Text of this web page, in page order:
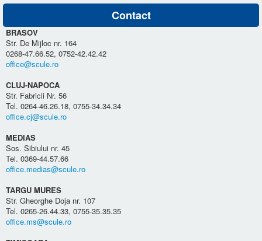
Contact
BRASOV
Str. De Mijloc nr. 164
0268-47.66.52, 0752-42.42.42
office@scule.ro
CLUJ-NAPOCA
Str. Fabricii Nr. 56
Tel. 0264-46.26.18, 0755-34.34.34
office.cj@scule.ro
MEDIAS
Sos. Sibiului nr. 45
Tel. 0369-44.57.66
office.medias@scule.ro
TARGU MURES
Str. Gheorghe Doja nr. 107
Tel. 0265-26.44.33, 0755-35.35.35
office.ms@scule.ro